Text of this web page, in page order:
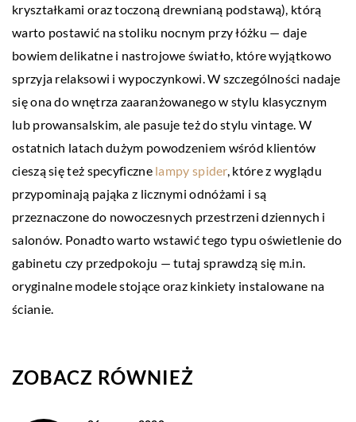
kryształkami oraz toczoną drewnianą podstawą), którą
warto postawić na stoliku nocnym przy łóżku — daje
bowiem delikatne i nastrojowe światło, które wyjątkowo
sprzyja relaksowi i wypoczynkowi. W szczególności nadaje
się ona do wnętrza zaaranżowanego w stylu klasycznym
lub prowansalskim, ale pasuje też do stylu vintage. W
ostatnich latach dużym powodzeniem wśród klientów
cieszą się też specyficzne lampy spider, które z wyglądu
przypominają pająka z licznymi odnóżami i są
przeznaczone do nowoczesnych przestrzeni dziennych i
salonów. Ponadto warto wstawić tego typu oświetlenie do
gabinetu czy przedpokoju — tutaj sprawdzą się m.in.
oryginalne modele stojące oraz kinkiety instalowane na
ścianie.
ZOBACZ RÓWNIEŻ